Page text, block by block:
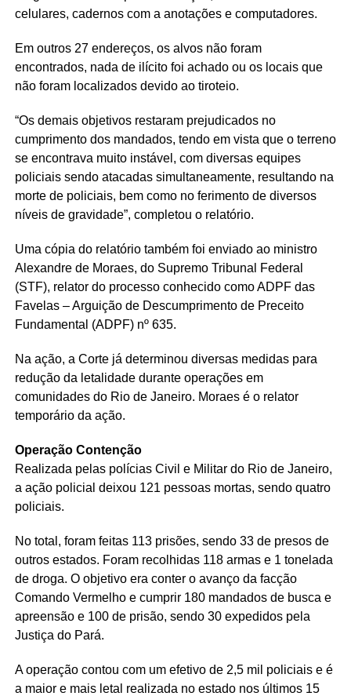
celulares, cadernos com a anotações e computadores.
Em outros 27 endereços, os alvos não foram
encontrados, nada de ilícito foi achado ou os locais que
não foram localizados devido ao tiroteio.
“Os demais objetivos restaram prejudicados no
cumprimento dos mandados, tendo em vista que o terreno
se encontrava muito instável, com diversas equipes
policiais sendo atacadas simultaneamente, resultando na
morte de policiais, bem como no ferimento de diversos
níveis de gravidade”, completou o relatório.
Uma cópia do relatório também foi enviado ao ministro
Alexandre de Moraes, do Supremo Tribunal Federal
(STF), relator do processo conhecido como ADPF das
Favelas – Arguição de Descumprimento de Preceito
Fundamental (ADPF) nº 635.
Na ação, a Corte já determinou diversas medidas para
redução da letalidade durante operações em
comunidades do Rio de Janeiro. Moraes é o relator
temporário da ação.
Operação Contenção
Realizada pelas polícias Civil e Militar do Rio de Janeiro,
a ação policial deixou 121 pessoas mortas, sendo quatro
policiais.
No total, foram feitas 113 prisões, sendo 33 de presos de
outros estados. Foram recolhidas 118 armas e 1 tonelada
de droga. O objetivo era conter o avanço da facção
Comando Vermelho e cumprir 180 mandados de busca e
apreensão e 100 de prisão, sendo 30 expedidos pela
Justiça do Pará.
A operação contou com um efetivo de 2,5 mil policiais e é
a maior e mais letal realizada no estado nos últimos 15